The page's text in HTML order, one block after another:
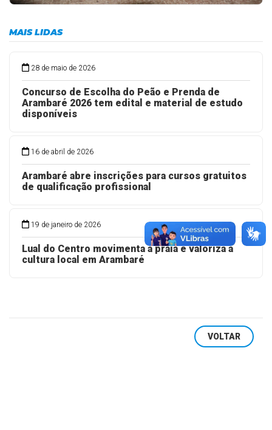
MAIS LIDAS
28 de maio de 2026
Concurso de Escolha do Peão e Prenda de
Arambaré 2026 tem edital e material de estudo
disponíveis
16 de abril de 2026
Arambaré abre inscrições para cursos gratuitos
de qualificação profissional
19 de janeiro de 2026
Lual do Centro movimenta a praia e valoriza a
cultura local em Arambaré
VOLTAR